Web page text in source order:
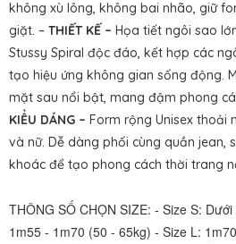
không xù lông, không bai nhão, giữ
giặt. – THIẾT KẾ – Họa tiết ngôi sao
Stussy Spiral độc đáo, kết hợp các
tạo hiệu ứng không gian sống động.
mặt sau nổi bật, mang đậm phong
KIỂU DÁNG – Form rộng Unisex thoải
và nữ. Dễ dàng phối cùng quần jean,
khoác để tạo phong cách thời trang
THÔNG SỐ CHỌN SIZE: - Size S:
1m55 - 1m70 (50 - 65kg) - Size L: